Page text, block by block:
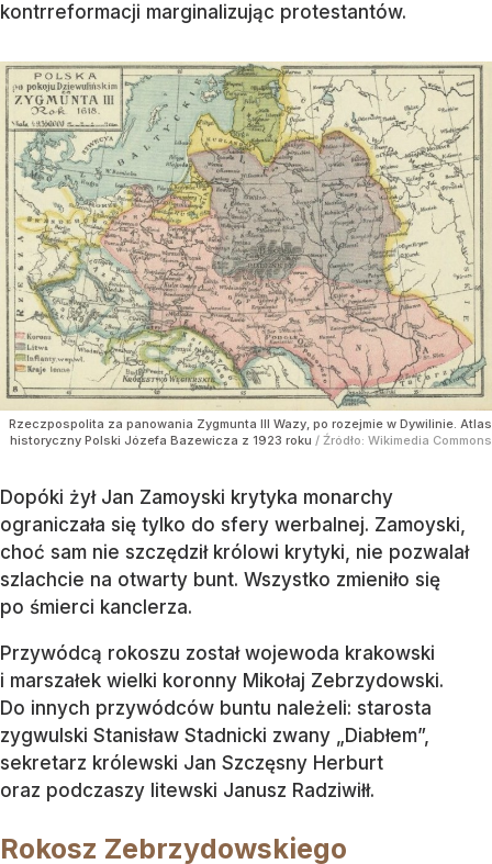
kontrreformacji marginalizując protestantów.
Rzeczpospolita za panowania Zygmunta III Wazy, po rozejmie w Dywilinie. Atlas
historyczny Polski Józefa Bazewicza z 1923 roku / Źródło: Wikimedia Commons
Dopóki żył Jan Zamoyski krytyka monarchy
ograniczała się tylko do sfery werbalnej. Zamoyski,
choć sam nie szczędził królowi krytyki, nie pozwalał
szlachcie na otwarty bunt. Wszystko zmieniło się
po śmierci kanclerza.
Przywódcą rokoszu został wojewoda krakowski
i marszałek wielki koronny Mikołaj Zebrzydowski.
Do innych przywódców buntu należeli: starosta
zygwulski Stanisław Stadnicki zwany „Diabłem”,
sekretarz królewski Jan Szczęsny Herburt
oraz podczaszy litewski Janusz Radziwiłł.
Rokosz Zebrzydowskiego